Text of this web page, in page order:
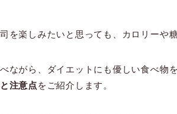
を楽しみたいと思っても、カロリーや
ながら、ダイエットにも優しい食べ物
注意点をご紹介します。